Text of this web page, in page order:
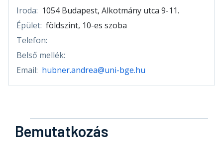
Iroda: 1054 Budapest, Alkotmány utca 9-11.
Épület: földszint, 10-es szoba
Telefon:
Belső mellék:
Email: hubner.andrea@uni-bge.hu
Bemutatkozás